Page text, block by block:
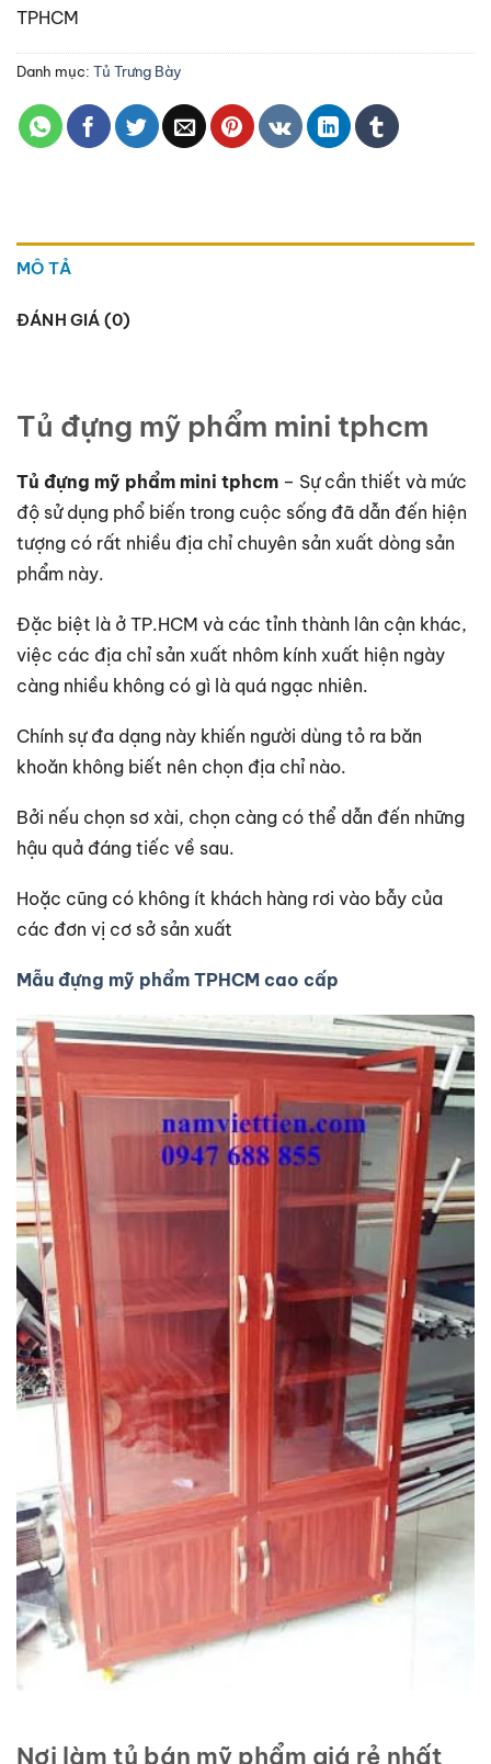
TPHCM
Danh mục: Tủ Trưng Bày
MÔ TẢ
ĐÁNH GIÁ (0)
Tủ đựng mỹ phẩm mini tphcm
Tủ đựng mỹ phẩm mini tphcm – Sự cần thiết và mức
độ sử dụng phổ biến trong cuộc sống đã dẫn đến hiện
tượng có rất nhiều địa chỉ chuyên sản xuất dòng sản
phẩm này.
Đặc biệt là ở TP.HCM và các tỉnh thành lân cận khác,
việc các địa chỉ sản xuất nhôm kính xuất hiện ngày
càng nhiều không có gì là quá ngạc nhiên.
Chính sự đa dạng này khiến người dùng tỏ ra băn
khoăn không biết nên chọn địa chỉ nào.
Bởi nếu chọn sơ xài, chọn càng có thể dẫn đến những
hậu quả đáng tiếc về sau.
Hoặc cũng có không ít khách hàng rơi vào bẫy của
các đơn vị cơ sở sản xuất
Mẫu đựng mỹ phẩm TPHCM cao cấp
Nơi làm tủ bán mỹ phẩm giá rẻ nhất